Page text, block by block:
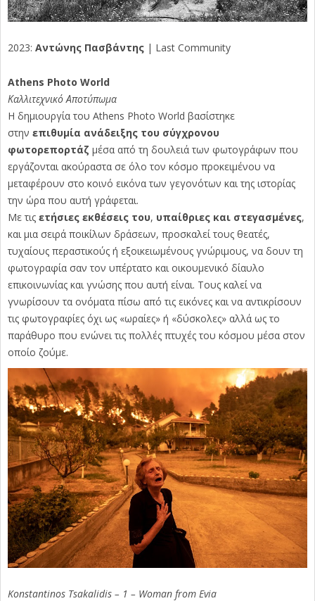
2023: Αντώνης Πασβάντης | Last Community
Athens Photo World
Καλλιτεχνικό Αποτύπωμα
Η δημιουργία του Athens Photo World βασίστηκε
στην επιθυμία ανάδειξης του σύγχρονου
φωτορεπορτάζ μέσα από τη δουλειά των φωτογράφων που
εργάζονται ακούραστα σε όλο τον κόσμο προκειμένου να
μεταφέρουν στο κοινό εικόνα των γεγονότων και της ιστορίας
την ώρα που αυτή γράφεται.
Με τις ετήσιες εκθέσεις του, υπαίθριες και στεγασμένες,
και μια σειρά ποικίλων δράσεων, προσκαλεί τους θεατές,
τυχαίους περαστικούς ή εξοικειωμένους γνώριμους, να δουν τη
φωτογραφία σαν τον υπέρτατο και οικουμενικό δίαυλο
επικοινωνίας και γνώσης που αυτή είναι. Τους καλεί να
γνωρίσουν τα ονόματα πίσω από τις εικόνες και να αντικρίσουν
τις φωτογραφίες όχι ως «ωραίες» ή «δύσκολες» αλλά ως το
παράθυρο που ενώνει τις πολλές πτυχές του κόσμου μέσα στον
οποίο ζούμε.
Konstantinos Tsakalidis – 1 – Woman from Evia